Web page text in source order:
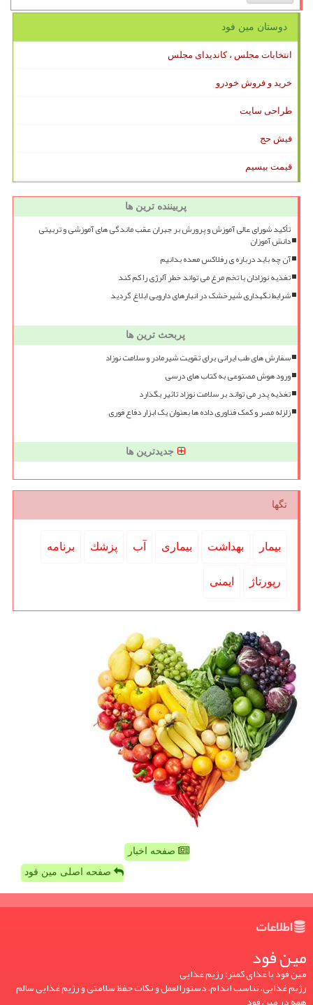
دوستان مین فود
انتخابات مجلس ، کاندیدای مجلس
خرید و فروش خودرو
طراحی سایت
فیش حج
قیمت بیسیم
پربیننده ترین ها
تأکید شورای عالی آموزش و پرورش بر جبران عقب ماندگی های آموزشی و تربیتی
دانش آموزان
آن چه باید درباره ی رفلاکس معده بدانیم
تغذیه نوزادان با تخم مرغ می تواند خطر آلرژی را کم کند
شرایط نگهداری شیرخشک در انبارهای دارویی ابلاغ گردید
پربحث ترین ها
سفارش های طب ایرانی برای تقویت شیرمادر و سلامت نوزاد
ورود هوش مصنوعی به کتاب های درسی
تغذیه پدر می تواند بر سلامت نوزاد تاثیر بگذارد
زلزله مصر و کمک فناوری داده ها بعنوان یک ابزار دفاع فوری
جدیدترین ها
تگها
بیمار بهداشت بیماری آب پزشك برنامه
رپورتاژ ایمنی
صفحه اخبار
صفحه اصلی مین فود
اطلاعات
مین فود
مین فود یا غذای کمتر: رژیم غذایی
رژیم غذایی، تناسب اندام، دستورالعمل و نکات حفظ سلامتی و رژیم غذایی سالم